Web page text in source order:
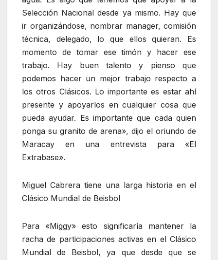
Selección Nacional desde ya mismo. Hay que
ir organizándose, nombrar manager, comisión
técnica, delegado, lo que ellos quieran. Es
momento de tomar ese timón y hacer ese
trabajo. Hay buen talento y pienso que
podemos hacer un mejor trabajo respecto a
los otros Clásicos. Lo importante es estar ahí
presente y apoyarlos en cualquier cosa que
pueda ayudar. Es importante que cada quien
ponga su granito de arena», dijo el oriundo de
Maracay en una entrevista para «El
Extrabase».
Miguel Cabrera tiene una larga historia en el
Clásico Mundial de Beisbol
Para «Miggy» esto significaría mantener la
racha de participaciones activas en el Clásico
Mundial de Beisbol, ya que desde que se